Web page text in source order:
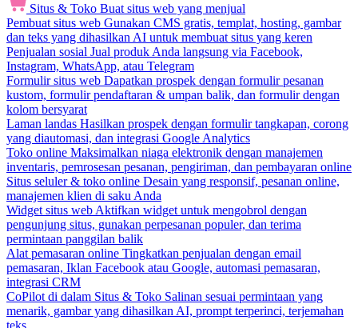
Situs & Toko Buat situs web yang menjual
Pembuat situs web Gunakan CMS gratis, templat, hosting, gambar
dan teks yang dihasilkan AI untuk membuat situs yang keren
Penjualan sosial Jual produk Anda langsung via Facebook,
Instagram, WhatsApp, atau Telegram
Formulir situs web Dapatkan prospek dengan formulir pesanan
kustom, formulir pendaftaran & umpan balik, dan formulir dengan
kolom bersyarat
Laman landas Hasilkan prospek dengan formulir tangkapan, corong
yang diautomasi, dan integrasi Google Analytics
Toko online Maksimalkan niaga elektronik dengan manajemen
inventaris, pemrosesan pesanan, pengiriman, dan pembayaran online
Situs seluler & toko online Desain yang responsif, pesanan online,
manajemen klien di saku Anda
Widget situs web Aktifkan widget untuk mengobrol dengan
pengunjung situs, gunakan perpesanan populer, dan terima
permintaan panggilan balik
Alat pemasaran online Tingkatkan penjualan dengan email
pemasaran, Iklan Facebook atau Google, automasi pemasaran,
integrasi CRM
CoPilot di dalam Situs & Toko Salinan sesuai permintaan yang
menarik, gambar yang dihasilkan AI, prompt terperinci, terjemahan
teks